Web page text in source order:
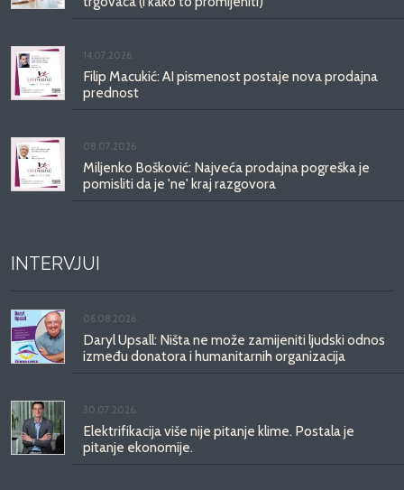
14.07.2026.
Filip Macukić: AI pismenost postaje nova prodajna
prednost
08.07.2026.
Miljenko Bošković: Najveća prodajna pogreška je
pomisliti da je 'ne' kraj razgovora
INTERVJUI
06.08.2026.
Daryl Upsall: Ništa ne može zamijeniti ljudski odnos
između donatora i humanitarnih organizacija
30.07.2026.
Elektrifikacija više nije pitanje klime. Postala je
pitanje ekonomije.